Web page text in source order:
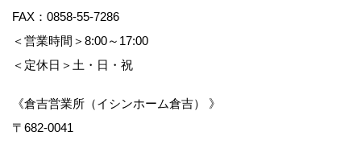
FAX：0858-55-7286
＜営業時間＞8:00～17:00
＜定休日＞土・日・祝
《倉吉営業所（イシンホーム倉吉） 》
〒682-0041